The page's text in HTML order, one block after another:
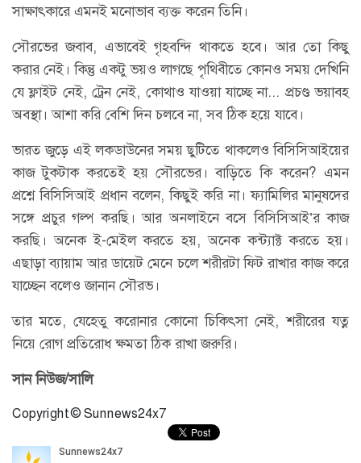
সাক্ষাৎকারে এমনই মনোভাব ব্যক্ত করেন তিনি।
সৌরভের জবাব, এভাবেই গৃহবন্দি থাকতে হবে। আর তো কিছু
করার নেই। কিন্তু একটু ভয়ও লাগছে পৃথিবীতে কোনও সময় দেখিনি
যে ফ্লাইট নেই, ট্রেন নেই, কোথাও যাওয়া যাচ্ছে না... প্রচণ্ড ভয়াবহ
অবস্থা। আশা করি বেশি দিন চলবে না, সব ঠিক হয়ে যাবে।
ভারত জুড়ে এই লকডাউনের সময় ছুটিতে থাকলেও বিসিসিআইয়ের
কাজ টুকটাক করতেই হয় সৌরভের। বাড়িতে কি করেন? এমন
প্রশ্নে বিসিসিআই প্রধান বলেন, কিছুই করি না। ফ্যামিলির মানুষদের
সঙ্গে প্রচুর গল্প করছি। আর অনলাইনে বসে বিসিসিআই’র কাজ
করছি। অনেক ই-মেইল করতে হয়, অনেক কন্ট্যাক্ট করতে হয়।
এছাড়া ব্যায়াম আর ডায়েট মেনে চলে শরীরটা ফিট রাখার কাজ করে
যাচ্ছেন বলেও জানান সৌরভ।
তার মতে, যেহেতু করোনার কোনো চিকিৎসা নেই, শরীরের যত্ন
নিয়ে রোগ প্রতিরোধ ক্ষমতা ঠিক রাখা জরুরি।
সান নিউজ/সালি
Copyright © Sunnews24x7